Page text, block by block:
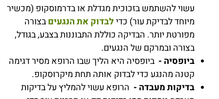
עשוי להשתמש בזכוכית מגדלת או בדרמוסקופ (מכשיר
מיוחד לבדיקת עור) כדילבדוק את הנגעיםבצורה
מפורטת יותר. הבדיקה כוללת התבוננות בצבע, בגודל,
בצורה ובמרקם של הנגעים.
ביופסיה - ביופסיה היא הליך שבו הרופא מסיר דגימה
קטנה מהנגע כדי לבדוק אותה תחת מיקרוסקופ.
בדיקות מעבדה - הרופא עשוי להמליץ על בדיקות